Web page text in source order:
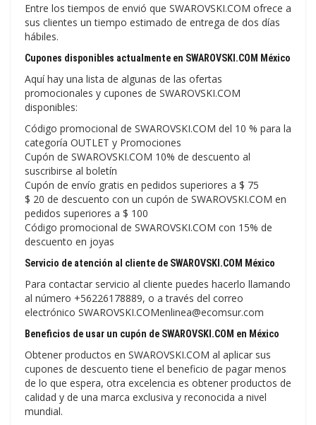
Entre los tiempos de envió que SWAROVSKI.COM ofrece a
sus clientes un tiempo estimado de entrega de dos días
hábiles.
Cupones disponibles actualmente en SWAROVSKI.COM México
Aquí hay una lista de algunas de las ofertas
promocionales y cupones de SWAROVSKI.COM
disponibles:
Código promocional de SWAROVSKI.COM del 10 % para la
categoría OUTLET y Promociones
Cupón de SWAROVSKI.COM 10% de descuento al
suscribirse al boletín
Cupón de envío gratis en pedidos superiores a $ 75
$ 20 de descuento con un cupón de SWAROVSKI.COM en
pedidos superiores a $ 100
Código promocional de SWAROVSKI.COM con 15% de
descuento en joyas
Servicio de atención al cliente de SWAROVSKI.COM México
Para contactar servicio al cliente puedes hacerlo llamando
al número +56226178889, o a través del correo
electrónico SWAROVSKI.COMenlinea@ecomsur.com
Beneficios de usar un cupón de SWAROVSKI.COM en México
Obtener productos en SWAROVSKI.COM al aplicar sus
cupones de descuento tiene el beneficio de pagar menos
de lo que espera, otra excelencia es obtener productos de
calidad y de una marca exclusiva y reconocida a nivel
mundial.